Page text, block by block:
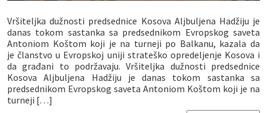
Vršiteljka dužnosti predsednice Kosova Aljbuljena Hadžiju je
danas tokom sastanka sa predsednikom Evropskog saveta
Antoniom Koštom koji je na turneji po Balkanu, kazala da
je članstvo u Evropskoj uniji strateško opredeljenje Kosova i
da građani to podržavaju. Vršiteljka dužnosti predsednice
Kosova Aljbuljena Hadžiju je danas tokom sastanka sa
predsednikom Evropskog saveta Antoniom Koštom koji je na
turneji […]